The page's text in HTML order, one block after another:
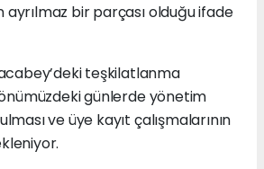
bir parçası olduğu ifade
teşkilatlanma
günlerde yönetim
ve üye kayıt çalışmalarının